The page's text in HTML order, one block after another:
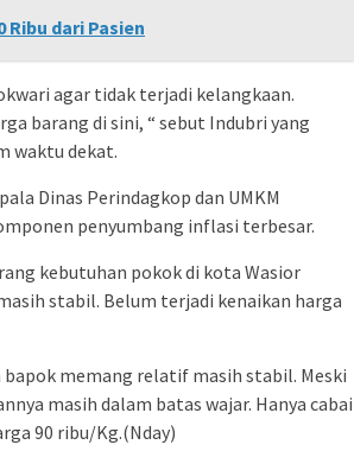
Ribu dari Pasien
agar tidak terjadi kelangkaan.
barang di sini, “ sebut Indubri yang
waktu dekat.
Dinas Perindagkop dan UMKM
penyumbang inflasi terbesar.
kebutuhan pokok di kota Wasior
stabil. Belum terjadi kenaikan harga
memang relatif masih stabil. Meski
masih dalam batas wajar. Hanya cabai
90 ribu/Kg.(Nday)